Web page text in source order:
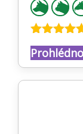
Hodnocení
4.53 z 5